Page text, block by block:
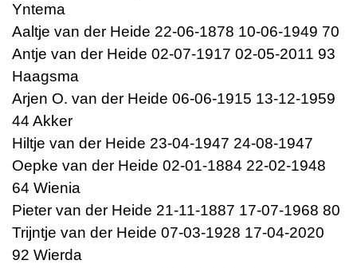
Yntema
Aaltje van der Heide 22-06-1878 10-06-1949 70
Antje van der Heide 02-07-1917 02-05-2011 93
Haagsma
Arjen O. van der Heide 06-06-1915 13-12-1959
44 Akker
Hiltje van der Heide 23-04-1947 24-08-1947
Oepke van der Heide 02-01-1884 22-02-1948
64 Wienia
Pieter van der Heide 21-11-1887 17-07-1968 80
Trijntje van der Heide 07-03-1928 17-04-2020
92 Wierda